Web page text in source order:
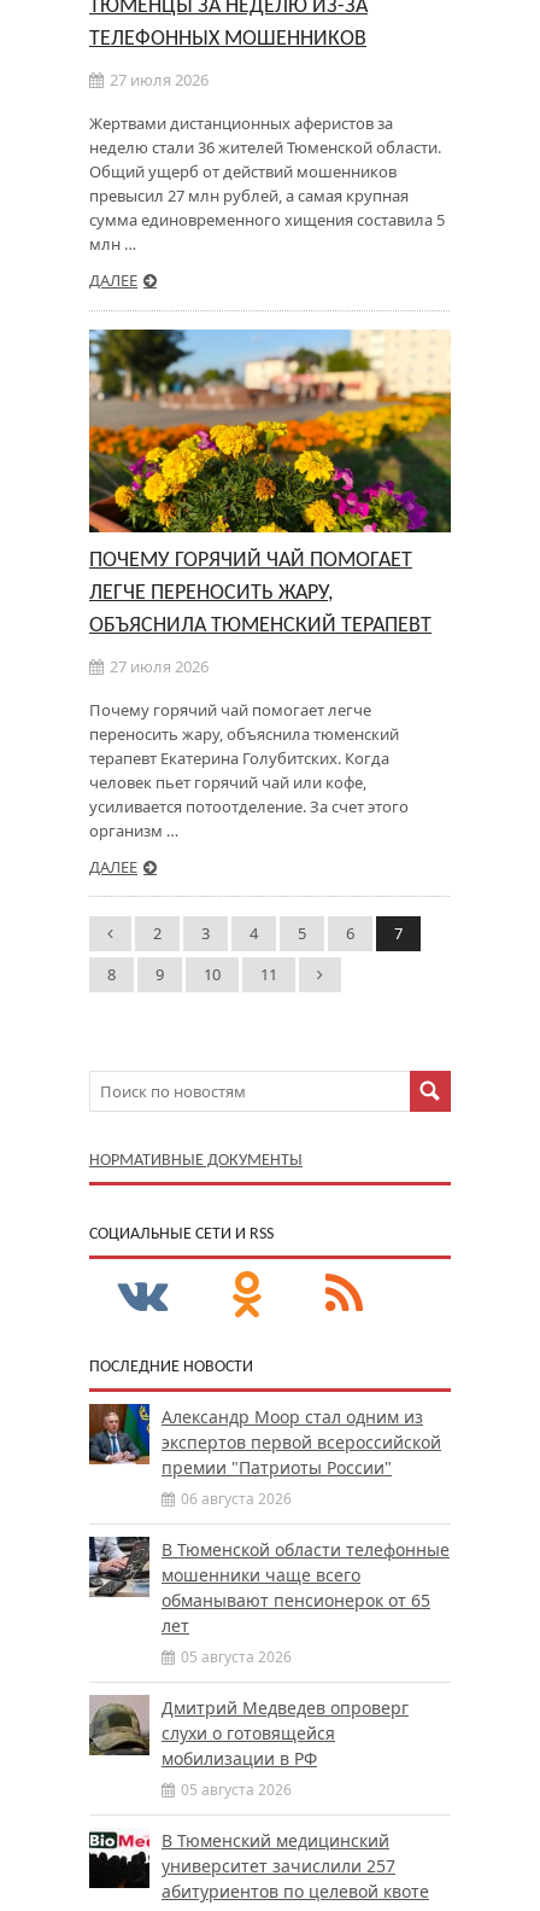
ТЮМЕНЦЫ ЗА НЕДЕЛЮ ИЗ-ЗА
ТЕЛЕФОННЫХ МОШЕННИКОВ
27 июля 2026
Жертвами дистанционных аферистов за
неделю стали 36 жителей Тюменской области.
Общий ущерб от действий мошенников
превысил 27 млн рублей, а самая крупная
сумма единовременного хищения составила 5
млн …
ДАЛЕЕ
ПОЧЕМУ ГОРЯЧИЙ ЧАЙ ПОМОГАЕТ
ЛЕГЧЕ ПЕРЕНОСИТЬ ЖАРУ,
ОБЪЯСНИЛА ТЮМЕНСКИЙ ТЕРАПЕВТ
27 июля 2026
Почему горячий чай помогает легче
переносить жару, объяснила тюменский
терапевт Екатерина Голубитских. Когда
человек пьет горячий чай или кофе,
усиливается потоотделение. За счет этого
организм …
ДАЛЕЕ
2 3 4 5 6
7
8
9 10 11
НОРМАТИВНЫЕ ДОКУМЕНТЫ
CОЦИАЛЬНЫЕ СЕТИ И RSS
ПОСЛЕДНИЕ НОВОСТИ
Александр Моор стал одним из
экспертов первой всероссийской
премии "Патриоты России"
06 августа 2026
В Тюменской области телефонные
мошенники чаще всего
обманывают пенсионерок от 65
лет
05 августа 2026
Дмитрий Медведев опроверг
слухи о готовящейся
мобилизации в РФ
05 августа 2026
В Тюменский медицинский
университет зачислили 257
абитуриентов по целевой квоте